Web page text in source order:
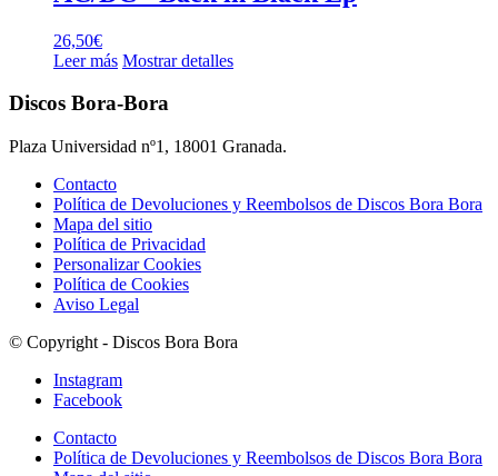
26,50€
Leer más Mostrar detalles
Discos Bora-Bora
Plaza Universidad nº1, 18001 Granada.
Contacto
Política de Devoluciones y Reembolsos de Discos Bora Bora
Mapa del sitio
Política de Privacidad
Personalizar Cookies
Política de Cookies
Aviso Legal
© Copyright - Discos Bora Bora
Instagram
Facebook
Contacto
Política de Devoluciones y Reembolsos de Discos Bora Bora